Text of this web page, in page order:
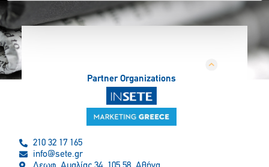
Partner Organizations
210 32 17 165
info@sete.gr